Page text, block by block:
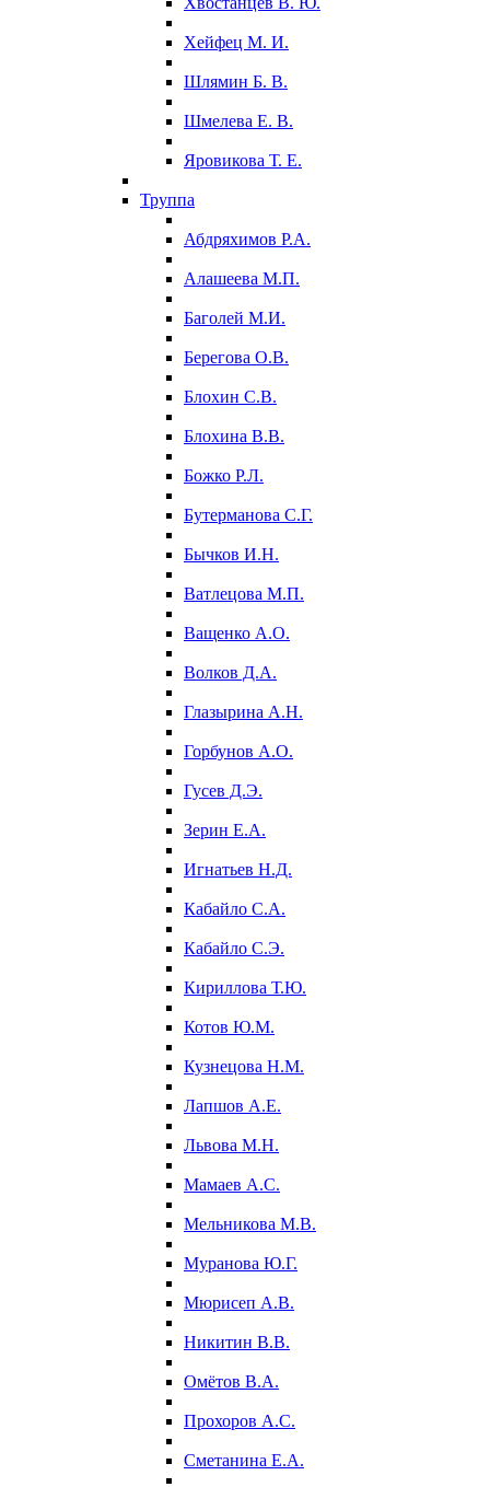
Хейфец М. И.
Шлямин Б. В.
Шмелева Е. В.
Яровикова Т. Е.
Труппа
Абдряхимов Р.А.
Алашеева М.П.
Баголей М.И.
Берегова О.В.
Блохин С.В.
Блохина В.В.
Божко Р.Л.
Бутерманова С.Г.
Бычков И.Н.
Ватлецова М.П.
Ващенко А.О.
Волков Д.А.
Глазырина А.Н.
Горбунов А.О.
Гусев Д.Э.
Зерин Е.А.
Игнатьев Н.Д.
Кабайло С.А.
Кабайло С.Э.
Кириллова Т.Ю.
Котов Ю.М.
Кузнецова Н.М.
Лапшов А.Е.
Львова М.Н.
Мамаев А.С.
Мельникова М.В.
Муранова Ю.Г.
Мюрисеп А.В.
Никитин В.В.
Омётов В.А.
Прохоров А.С.
Сметанина Е.А.